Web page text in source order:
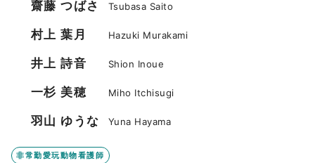
齋藤 つばさ Tsubasa Saito
村上 葉月 Hazuki Murakami
井上 詩音 Shion Inoue
一杉 美穂 Miho Itchisugi
羽山 ゆうな Yuna Hayama
非常勤愛玩動物看護師